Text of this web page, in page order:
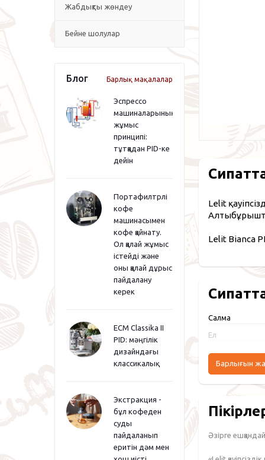
Жабдықты жөндеу
Бейне шолулар
Блог Барлық мақалалар
Эспрессо
машиналарының
жұмыс
принципі:
тұтқадан PID-ке
дейін
Портафилтрлі
кофе
машинасымен
кофе қайнату.
Ол қалай жұмыс
істейді және
оны қалай дұрыс
пайдалану
керек
ECM Classika II
PID: мәңгілік
дизайндағы
классикалық
Экстракция -
бұл кофеден
суды
пайдаланып
еритін дәм мен
Lelit
Lelit Bianca
Салмақ
Ел
Барлығын
Әзірге ешқандай